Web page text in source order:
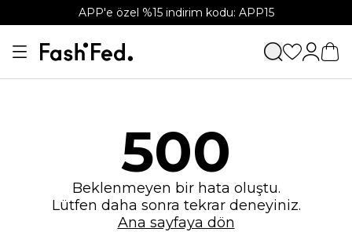
APP'e özel %15 indirim kodu: APP15
500
Beklenmeyen bir hata oluştu.
Lütfen daha sonra tekrar deneyiniz.
Ana sayfaya dön